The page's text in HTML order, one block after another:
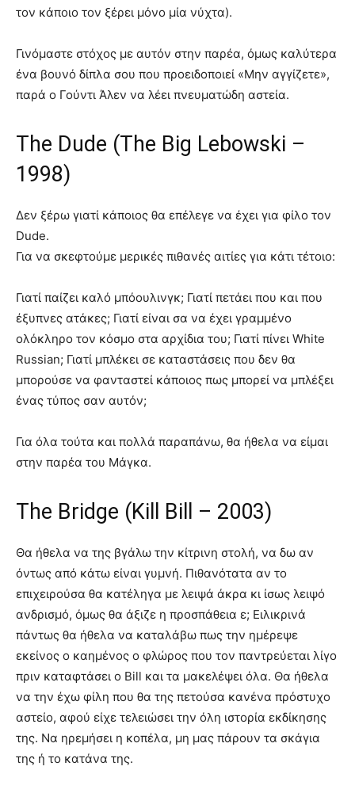
τον κάποιο τον ξέρει μόνο μία νύχτα).
Γινόμαστε στόχος με αυτόν στην παρέα, όμως καλύτερα
ένα βουνό δίπλα σου που προειδοποιεί «Μην αγγίζετε»,
παρά ο Γούντι Άλεν να λέει πνευματώδη αστεία.
The Dude (The Big Lebowski –
1998)
Δεν ξέρω γιατί κάποιος θα επέλεγε να έχει για φίλο τον
Dude.
Για να σκεφτούμε μερικές πιθανές αιτίες για κάτι τέτοιο:
Γιατί παίζει καλό μπόουλινγκ; Γιατί πετάει που και που
έξυπνες ατάκες; Γιατί είναι σα να έχει γραμμένο
ολόκληρο τον κόσμο στα αρχίδια του; Γιατί πίνει White
Russian; Γιατί μπλέκει σε καταστάσεις που δεν θα
μπορούσε να φανταστεί κάποιος πως μπορεί να μπλέξει
ένας τύπος σαν αυτόν;
Για όλα τούτα και πολλά παραπάνω, θα ήθελα να είμαι
στην παρέα του Μάγκα.
The Bridge (Kill Bill – 2003)
Θα ήθελα να της βγάλω την κίτρινη στολή, να δω αν
όντως από κάτω είναι γυμνή. Πιθανότατα αν το
επιχειρούσα θα κατέληγα με λειψά άκρα κι ίσως λειψό
ανδρισμό, όμως θα άξιζε η προσπάθεια ε; Ειλικρινά
πάντως θα ήθελα να καταλάβω πως την ημέρεψε
εκείνος ο καημένος ο φλώρος που τον παντρεύεται λίγο
πριν καταφτάσει ο Bill και τα μακελέψει όλα. Θα ήθελα
να την έχω φίλη που θα της πετούσα κανένα πρόστυχο
αστείο, αφού είχε τελειώσει την όλη ιστορία εκδίκησης
της. Να ηρεμήσει η κοπέλα, μη μας πάρουν τα σκάγια
της ή το κατάνα της.